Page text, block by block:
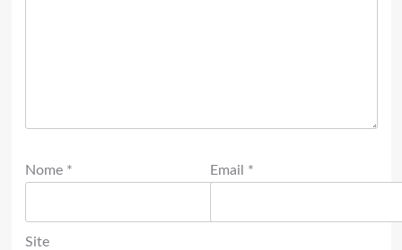
Nome * Email *
Site